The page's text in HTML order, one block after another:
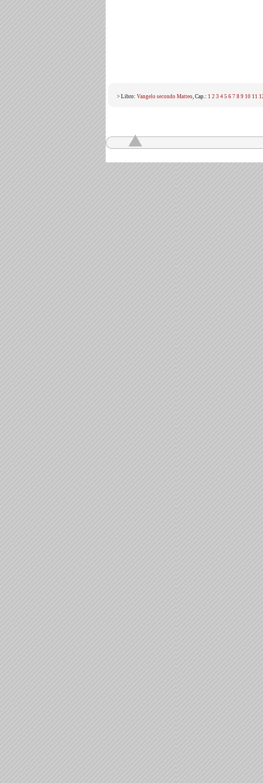
> Libro: Vangelo secondo Matteo, Cap.: 1 2 3 4 5 6 7 8 9 10 11